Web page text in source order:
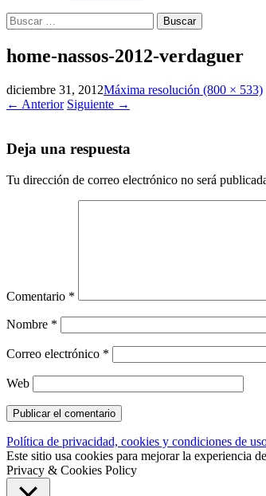
Buscar:
home-nassos-2012-verdaguer
diciembre 31, 2012Máxima resolución (800 × 533)
← Anterior Siguiente →
Deja una respuesta
Tu dirección de correo electrónico no será
Comentario *
Nombre *
Correo electrónico *
Web
Política de privacidad, cookies y condiciones de
Este sitio usa cookies para mejorar la experiencia
Privacy & Cookies Policy